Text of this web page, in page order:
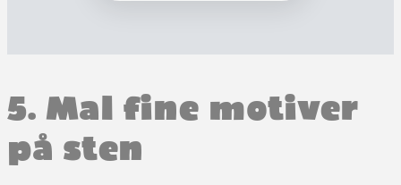
5. Mal fine motiver
på sten